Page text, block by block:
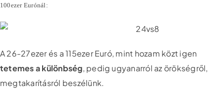
100ezer Eurónál:
A 26-27ezer és a 115ezer Euró, mint hozam közt igen
tetemes a különbség, pedig ugyanarról az örökségről,
megtakarításról beszélünk.